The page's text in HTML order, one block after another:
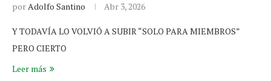
porAdolfo Santino Abr 3, 2026
Y TODAVÍA LO VOLVIÓ A SUBIR “SOLO PARA MIEMBROS”
PERO CIERTO
Leer más